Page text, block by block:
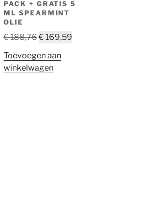
PACK + GRATIS 5
ML SPEARMINT
OLIE
€188,76Oorspronkelijke
was:
€ 188,76.
€ 169,59
Toevoegen aan
winkelwagen